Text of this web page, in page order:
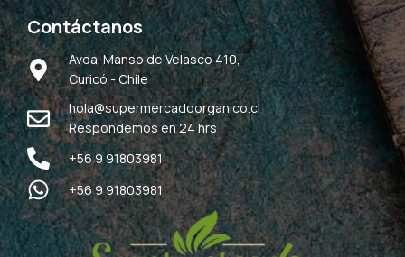
Contáctanos
Avda. Manso de Velasco 410,
Curicó - Chile
hola@supermercadoorganico.cl
Respondemos en 24 hrs
+56 9 91803981
+56 9 91803981